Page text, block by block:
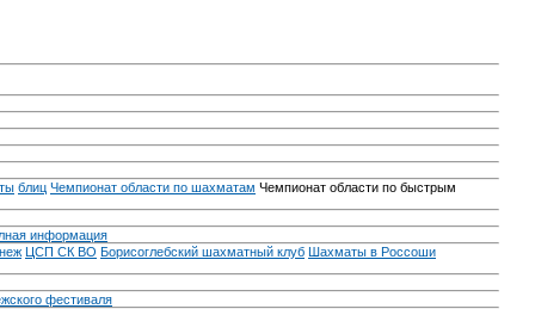
блиц Чемпионат области по шахматам Чемпионат области по быстрым
информация
ЦСП СК ВО Борисоглебский шахматный клуб Шахматы в Россоши
фестиваля